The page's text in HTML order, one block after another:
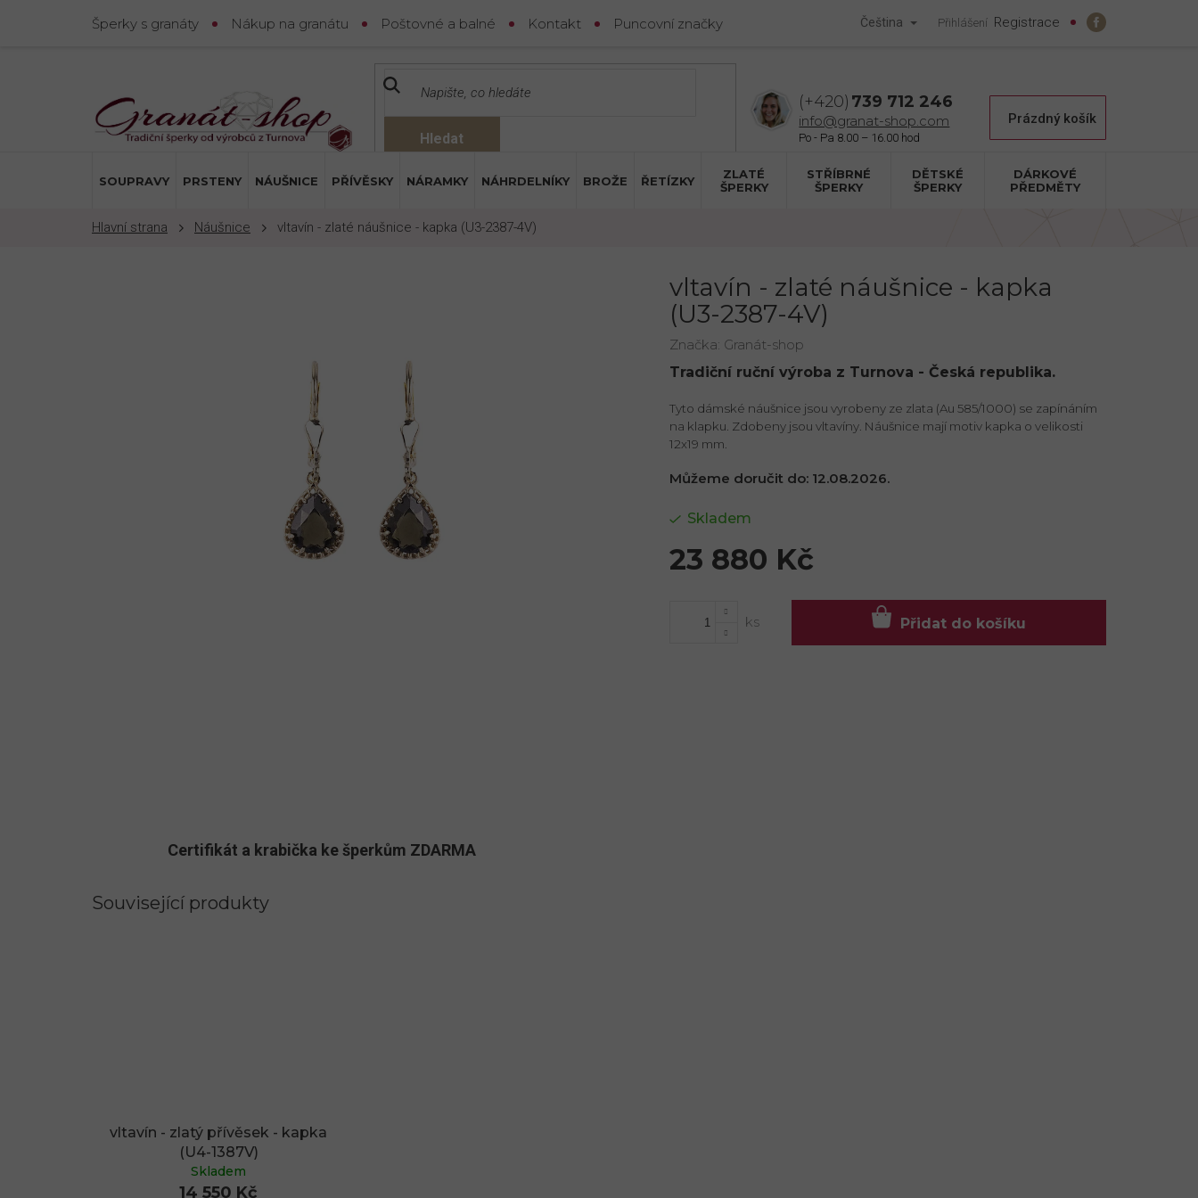
Šperky s granáty Nákup na granátu Poštovné a balné Kontakt Puncovní značky Čeština Přihlášení Registrace
Hledat
739 712 246
info@granat-shop.com Nákupní
Prázdný košík
SOUPRAVY PRSTENY NÁUŠNICE PŘÍVĚSKY NÁRAMKY NÁHRDELNÍKY BROŽE ŘETÍZKY
ZLATÉ
ŠPERKY
STŘÍBRNÉ
ŠPERKY
DĚTSKÉ
ŠPERKY
DÁRKOVÉ
PŘEDMĚTY
Náušnice vltavín - zlaté náušnice - kapka (U3-2387-4V)
vltavín - zlaté náušnice - kapka
(U3-2387-4V)
Značka: Granát-shop
23 880 Kč
Skladem
Můžeme doručit do: 12.08.2026.
Přidat do košíku
Tradiční ruční výroba z Turnova - Česká republika.
Tyto dámské náušnice jsou vyrobeny ze zlata (Au 585/1000) se zapínáním
na klapku. Zdobeny jsou vltavíny. Náušnice mají motiv kapka o velikosti
12x19 mm.
Certifikát a krabička ke šperkům ZDARMA
Související produkty
vltavín - zlatý přívěsek - kapka
(U4-1387V)
Skladem
14 550 Kč